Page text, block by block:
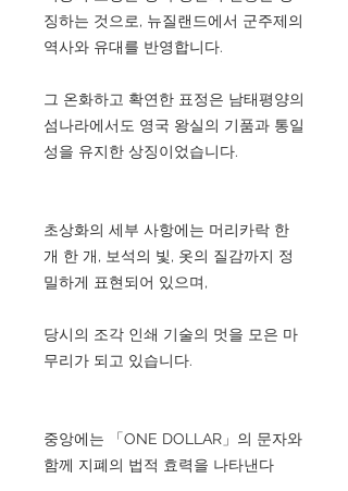
징하는 것으로, 뉴질랜드에서 군주제의
역사와 유대를 반영합니다.
그 온화하고 확연한 표정은 남태평양의
섬나라에서도 영국 왕실의 기품과 통일
성을 유지한 상징이었습니다.
초상화의 세부 사항에는 머리카락 한
개 한 개, 보석의 빛, 옷의 질감까지 정
밀하게 표현되어 있으며,
당시의 조각 인쇄 기술의 멋을 모은 마
무리가 되고 있습니다.
중앙에는 「ONE DOLLAR」의 문자와
함께 지폐의 법적 효력을 나타낸다